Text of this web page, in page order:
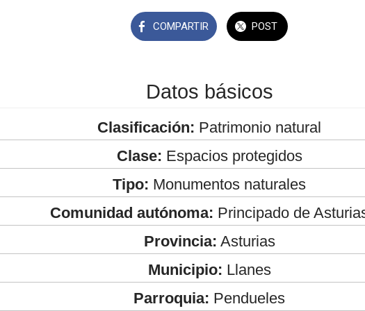
COMPARTIR POST
Datos básicos
Clasificación: Patrimonio natural
Clase: Espacios protegidos
Tipo: Monumentos naturales
Comunidad autónoma: Principado de
Provincia: Asturias
Municipio: Llanes
Parroquia: Pendueles